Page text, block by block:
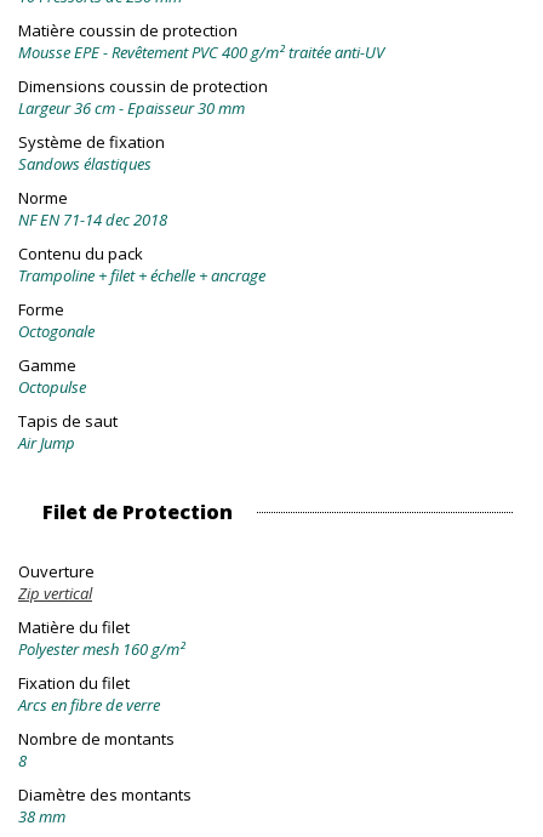
Matière coussin de protection
Mousse EPE - Revêtement PVC 400 g/m² traitée anti-UV
Dimensions coussin de protection
Largeur 36 cm - Epaisseur 30 mm
Système de fixation
Sandows élastiques
Norme
NF EN 71-14 dec 2018
Contenu du pack
Trampoline + filet + échelle + ancrage
Forme
Octogonale
Gamme
Octopulse
Tapis de saut
Air Jump
Filet de Protection
Ouverture
Zip vertical
Matière du filet
Polyester mesh 160 g/m²
Fixation du filet
Arcs en fibre de verre
Nombre de montants
8
Diamètre des montants
38 mm